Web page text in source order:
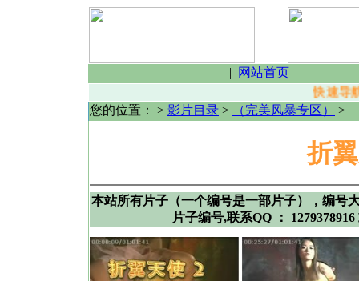
|
网站首页
快速导
您的位置：
> 影片目录 > （完美风暴专区） >
折
本站所有片子（一个编号是一部片子），编号
片子编号,联系QQ ：